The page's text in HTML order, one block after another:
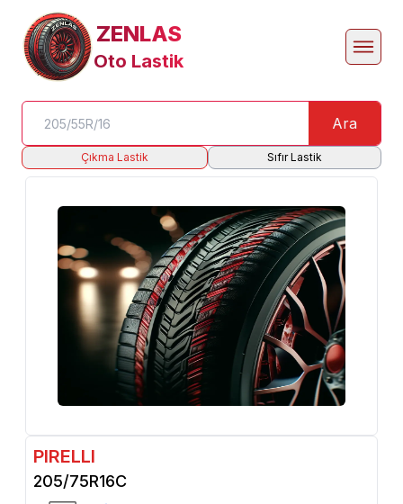
ZENLAS
Oto Lastik
Ara
Çıkma Lastik Sıfır Lastik
PIRELLI
205/75R16C